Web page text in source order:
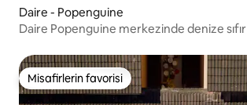
Daire - Popenguine
Daire Popenguine merkezinde denize sıfır
Misafirlerin favorisi
Misafirlerin favorisi